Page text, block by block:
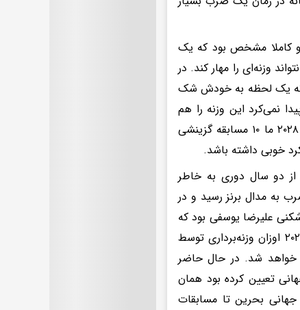
هم زیر وزنه ۲۴۰ کیلوگرم گرفت و کاملا مشخص بود که یک
وزنه‌ای را مهار کند. در
بود اما در این وزنه یک لحظه به خودش شک
نمی‌کرد این وزنه را هم
می‌توانست مهار کند. به هر حال من آینده نصیری را روشن می‌بینم تا المپیک ۲۰۲۸ ما ۱۰ مسابقه گزینشی
دو سال دوری به خاطر
به مدال برنز رسید و در
علیرضا یوسفی بود که
توانست در دوضرب رکورد ۲۶۱ کیلوگرم را مهار کند. از بعد از مسابقات جهانی ۲۰۲۴ اوزان وزنه‌برداری توسط
خواهد شد. در حال حاضر
تعیین کرده بود همان
جهانی بحرین تا مسابقات